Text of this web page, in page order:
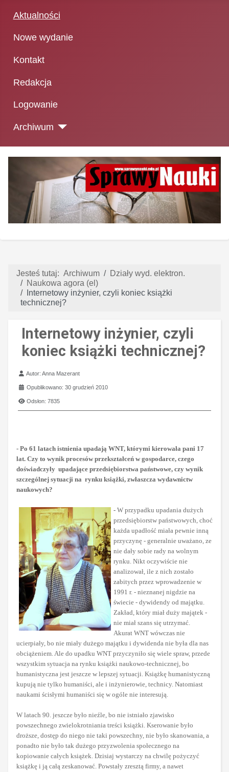
Aktualności
Nowe wydanie
Kontakt
Redakcja
Logowanie
Archiwum
Jesteś tutaj: Archiwum
Działy wyd. elektron.
Naukowa agora (el)
Internetowy inżynier, czyli koniec książki
technicznej?
Internetowy inżynier, czyli
koniec książki technicznej?
Szczegóły
Autor:Anna Mazerant
Opublikowano: 30 grudzień 2010
Odsłon: 7835
- Po 61 latach istnienia upadają WNT, którymi kierowała pani 17
lat. Czy to wynik procesów przekształceń w gospodarce, czego
doświadczyły upadające przedsiębiorstwa państwowe, czy wynik
szczególnej sytuacji na rynku książki, zwłaszcza wydawnictw
naukowych?
- W przypadku upadania dużych
przedsiębiorstw państwowych, choć
każda upadłość miała pewnie inną
przyczynę - generalnie uważano, ze
nie dały sobie rady na wolnym
rynku. Nikt oczywiście nie
analizował, ile z nich zostało
zabitych przez wprowadzenie w
1991 r. - nieznanej nigdzie na
świecie - dywidendy od majątku.
Zakład, który miał duży majątek -
nie miał szans się utrzymać.
Akurat WNT wówczas nie
ucierpiały, bo nie miały dużego majątku i dywidenda nie była dla nas
obciążeniem. Ale do upadku WNT przyczyniło się wiele spraw, przede
wszystkim sytuacja na rynku książki naukowo-technicznej, bo
humanistyczna jest jeszcze w lepszej sytuacji. Książkę humanistyczną
kupują nie tylko humaniści, ale i inżynierowie, technicy. Natomiast
naukami ścisłymi humaniści się w ogóle nie interesują.
W latach 90. jeszcze było nieźle, bo nie istniało zjawisko
powszechnego zwielokrotniania treści książki. Kserowanie było
droższe, dostęp do niego nie taki powszechny, nie było skanowania, a
ponadto nie było tak dużego przyzwolenia społecznego na
kopiowanie całych książek. Dzisiaj wystarczy na chwilę pożyczyć
książkę i ją całą zeskanować. Powstały zresztą firmy, a nawet